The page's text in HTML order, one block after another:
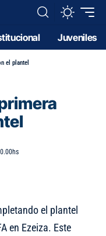
Juveniles
el plantel
el plantel
en Ezeiza. Este